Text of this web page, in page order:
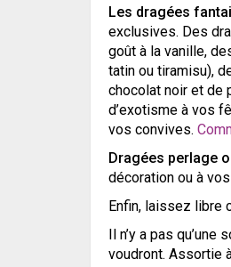
Les dragées
exclusives. Des
goût à la vanille,
tatin ou tiramisu),
chocolat noir et de
d’exotisme à vos
vos convives.
Dragées perlage
décoration ou à
Enfin, laissez libre
Il n’y a pas
voudront. Assortie